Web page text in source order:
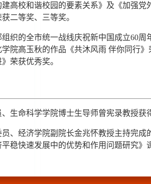
建高校和谐校园的要素关系》及《加强
二等奖、三等奖。
织的全市统一战线庆祝新中国成立60周
院高玉秋的作品《共沐风雨 伴你同行
荣获优秀奖。
生命科学学院博士生导师曾宪录教授获
、经济学院副院长金兆怀教授主持完
稳快速发展中的优势和作用问题研究》